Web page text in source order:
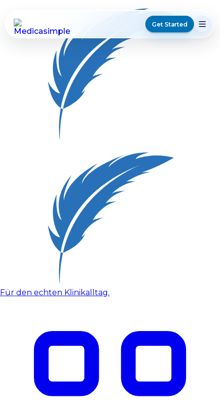
Get Started
Für den echten Klinikalltag.